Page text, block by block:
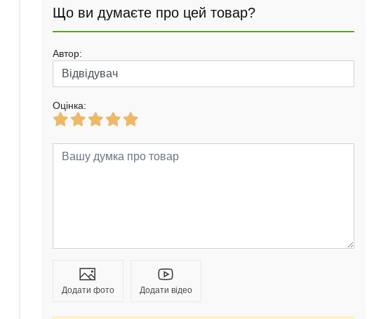
Що ви думаєте про цей товар?
Автор:
Оцінка:
Додати фото Додати відео